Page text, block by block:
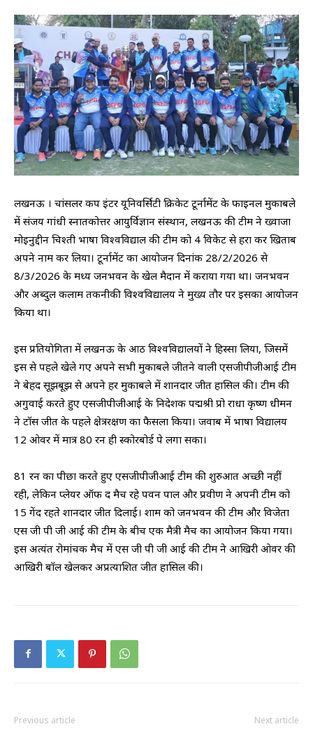
लखनऊ । चांसलर कप इंटर यूनिवर्सिटी क्रिकेट टूर्नामेंट के फाइनल मुकाबले
में संजय गांधी स्नातकोत्तर आयुर्विज्ञान संस्थान, लखनऊ की टीम ने ख्वाजा
मोइनुद्दीन चिश्ती भाषा विश्वविद्याल की टीम को 4 विकेट से हरा कर खिताब
अपने नाम कर लिया। टूर्नामेंट का आयोजन दिनांक 28/2/2026 से
8/3/2026 के मध्य जनभवन के खेल मैदान में कराया गया था। जनभवन
और अब्दुल कलाम तकनीकी विश्वविद्यालय ने मुख्य तौर पर इसका आयोजन
किया था।
इस प्रतियोगिता में लखनऊ के आठ विश्वविद्यालयों ने हिस्सा लिया, जिसमें
इस से पहले खेले गए अपने सभी मुकाबले जीतने वाली एसजीपीजीआई टीम
ने बेहद सूझबूझ से अपने हर मुकाबले में शानदार जीत हासिल की। टीम की
अगुवाई करते हुए एसजीपीजीआई के निदेशक पद्मश्री प्रो राधा कृष्ण धीमन
ने टॉस जीत के पहले क्षेत्ररक्षण का फैसला किया। जवाब में भाषा विद्यालय
12 ओवर में मात्र 80 रन ही स्कोरबोर्ड पे लगा सका।
81 रन का पीछा करते हुए एसजीपीजीआई टीम की शुरुआत अच्छी नहीं
रही, लेकिन प्लेयर ऑफ द मैच रहे पवन पाल और प्रवीण ने अपनी टीम को
15 गेंद रहते शानदार जीत दिलाई। शाम को जनभवन की टीम और विजेता
एस जी पी जी आई की टीम के बीच एक मैत्री मैच का आयोजन किया गया।
इस अत्यंत रोमांचक मैच में एस जी पी जी आई की टीम ने आखिरी ओवर की
आखिरी बाॅल खेलकर अप्रत्याशित जीत हासिल की।
Previous article Next article